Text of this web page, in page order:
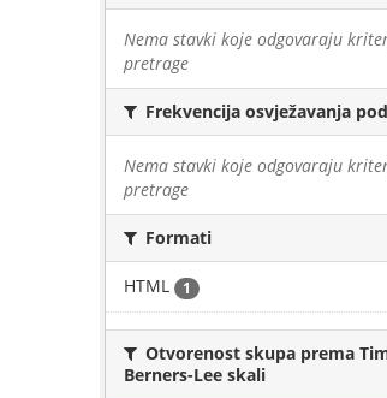
Nema stavki koje odgovaraju
pretrage
Frekvencija osvježavanja
Nema stavki koje odgovaraju
pretrage
Formati
HTML 1
Otvorenost skupa prema
Berners-Lee skali